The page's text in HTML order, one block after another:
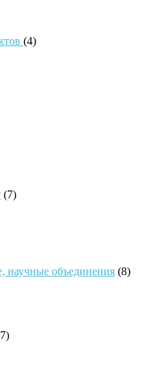
(4)
(7)
научные объединения (8)